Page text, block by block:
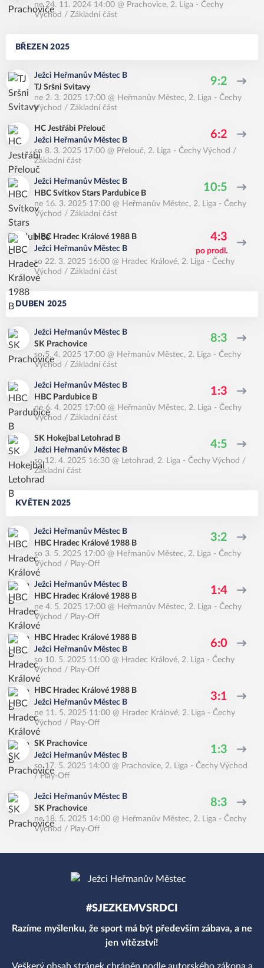
ne 24. 11. 2024 14:00 @ Prachovice, 2. Liga - Čechy
Východ / Základní část
BŘEZEN 2025
Ježci Heřmanův Městec B
TJ Sršni Svitavy
9:2
ne 2. 3. 2025 17:00 @ Heřmanův Městec, 2. Liga - Čechy
Východ / Základní část
HC Jestřábi Přelouč
Ježci Heřmanův Městec B
6:2
so 8. 3. 2025 17:00 @ Přelouč, 2. Liga - Čechy Východ /
Základní část
Ježci Heřmanův Městec B
HBC Svítkov Stars Pardubice B
10:5
ne 16. 3. 2025 17:00 @ Heřmanův Městec, 2. Liga - Čechy
Východ / Základní část
HBC Hradec Králové 1988 B
Ježci Heřmanův Městec B
4:3
po prodl.
so 22. 3. 2025 16:00 @ Hradec Králové, 2. Liga - Čechy
Východ / Základní část
DUBEN 2025
Ježci Heřmanův Městec B
SK Prachovice
8:3
so 5. 4. 2025 17:00 @ Heřmanův Městec, 2. Liga - Čechy
Východ / Základní část
Ježci Heřmanův Městec B
HBC Pardubice B
1:3
ne 6. 4. 2025 17:00 @ Heřmanův Městec, 2. Liga - Čechy
Východ / Základní část
SK Hokejbal Letohrad B
Ježci Heřmanův Městec B
4:5
so 12. 4. 2025 16:30 @ Letohrad , 2. Liga - Čechy Východ /
Základní část
KVĚTEN 2025
Ježci Heřmanův Městec B
HBC Hradec Králové 1988 B
3:2
so 3. 5. 2025 17:00 @ Heřmanův Městec, 2. Liga - Čechy
Východ / Play-Off
Ježci Heřmanův Městec B
HBC Hradec Králové 1988 B
1:4
ne 4. 5. 2025 17:00 @ Heřmanův Městec, 2. Liga - Čechy
Východ / Play-Off
HBC Hradec Králové 1988 B
Ježci Heřmanův Městec B
6:0
so 10. 5. 2025 11:00 @ Hradec Králové, 2. Liga - Čechy
Východ / Play-Off
HBC Hradec Králové 1988 B
Ježci Heřmanův Městec B
3:1
ne 11. 5. 2025 11:00 @ Hradec Králové, 2. Liga - Čechy
Východ / Play-Off
SK Prachovice
Ježci Heřmanův Městec B
1:3
so 17. 5. 2025 14:00 @ Prachovice, 2. Liga - Čechy Východ
/ Play-Off
Ježci Heřmanův Městec B
SK Prachovice
8:3
ne 18. 5. 2025 14:00 @ Heřmanův Městec, 2. Liga - Čechy
Východ / Play-Off
#SJEZKEMVSRDCI
Razíme myšlenku, že sport má být především zábava, a ne
jen vítězství!